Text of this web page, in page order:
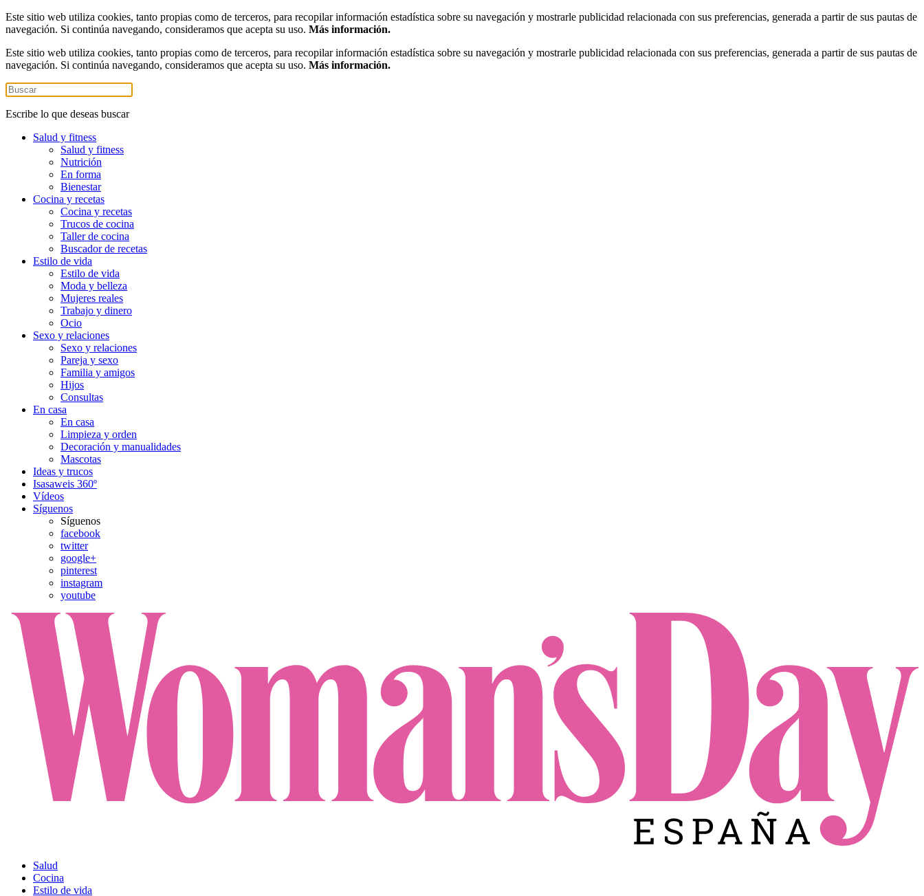
Este sitio web utiliza cookies, tanto propias como de terceros, para recopilar información estadística sobre su navegación y mostrarle publicidad relacionada con sus preferencias, generada a partir de sus pautas de
navegación. Si continúa navegando, consideramos que acepta su uso. Más información.
Este sitio web utiliza cookies, tanto propias como de terceros, para recopilar información estadística sobre su navegación y mostrarle publicidad relacionada con sus preferencias, generada a partir de sus pautas de
navegación. Si continúa navegando, consideramos que acepta su uso. Más información.
Escribe lo que deseas buscar
Salud y fitness
Salud y fitness
Nutrición
En forma
Bienestar
Cocina y recetas
Cocina y recetas
Trucos de cocina
Taller de cocina
Buscador de recetas
Estilo de vida
Estilo de vida
Moda y belleza
Mujeres reales
Trabajo y dinero
Ocio
Sexo y relaciones
Sexo y relaciones
Pareja y sexo
Familia y amigos
Hijos
Consultas
En casa
En casa
Limpieza y orden
Decoración y manualidades
Mascotas
Ideas y trucos
Isasaweis 360º
Vídeos
Síguenos
Síguenos
facebook
twitter
google+
pinterest
instagram
youtube
Salud
Cocina
Estilo de vida